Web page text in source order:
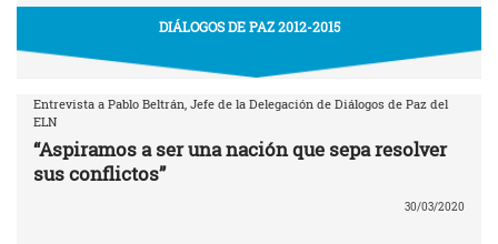
DIÁLOGOS DE PAZ 2012-2015
Entrevista a Pablo Beltrán, Jefe de la Delegación de Diálogos de Paz del
ELN
“Aspiramos a ser una nación que sepa resolver
sus conflictos”
30/03/2020